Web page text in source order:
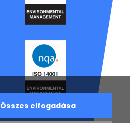
Összes elfogadása